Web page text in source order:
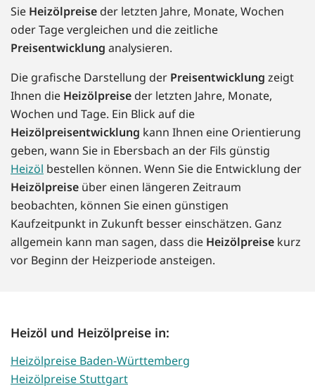
Sie Heizölpreise der letzten Jahre, Monate, Wochen
oder Tage vergleichen und die zeitliche
Preisentwicklung analysieren.
Die grafische Darstellung der Preisentwicklung zeigt
Ihnen die Heizölpreise der letzten Jahre, Monate,
Wochen und Tage. Ein Blick auf die
Heizölpreisentwicklung kann Ihnen eine Orientierung
geben, wann Sie in Ebersbach an der Fils günstig
Heizöl bestellen können. Wenn Sie die Entwicklung der
Heizölpreise über einen längeren Zeitraum
beobachten, können Sie einen günstigen
Kaufzeitpunkt in Zukunft besser einschätzen. Ganz
allgemein kann man sagen, dass die Heizölpreise kurz
vor Beginn der Heizperiode ansteigen.
Heizöl und Heizölpreise in:
Heizölpreise Baden-Württemberg
Heizölpreise Stuttgart